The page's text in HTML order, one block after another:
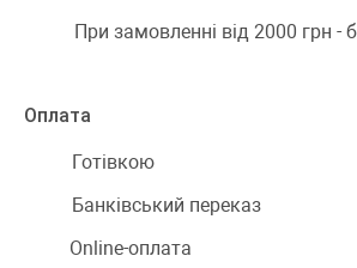
При замовленні від 2000 грн -
Оплата
Готівкою
Банківський переказ
Online-оплата